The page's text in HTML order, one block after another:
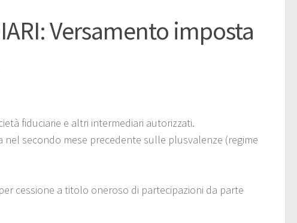
Versamento imposta
fiduciarie e altri intermediari autorizzati.
nel secondo mese precedente sulle plusvalenze (regime
cessione a titolo oneroso di partecipazioni da parte